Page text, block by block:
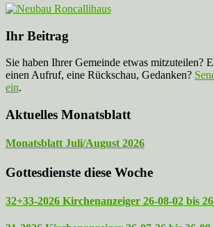
Ihr Beitrag
Sie haben Ihrer Gemeinde etwas mitzuteilen?
einen Aufruf, eine Rückschau, Gedanken?
ein.
Aktuelles Monatsblatt
Monatsblatt Juli/August 2026
Gottesdienste diese Woche
32+33-2026 Kirchenanzeiger 26-08-02 bis